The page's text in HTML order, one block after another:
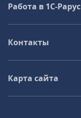
Работа в 1С‑Рарус
Контакты
Карта сайта